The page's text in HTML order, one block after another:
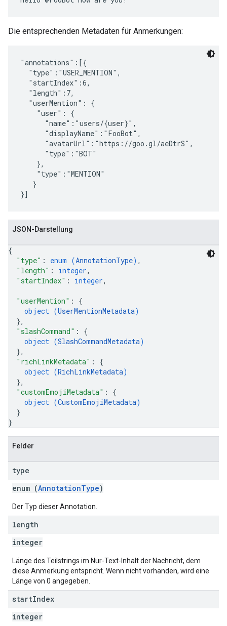
Die entsprechenden Metadaten für Anmerkungen:
"annotations":[{
  "type":"USER_MENTION",
  "startIndex":6,
  "length":7,
  "userMention": {
    "user": {
      "name":"users/{user}",
      "displayName":"FooBot",
      "avatarUrl":"https://goo.gl/aeDtrS",
      "type":"BOT"
    },
    "type":"MENTION"
   }
JSON-Darstellung
{
"type" : enum (AnnotationType) ,
"length" : integer,
"startIndex" : integer,
"userMention" : {
object (UserMentionMetadata)
},
"slashCommand" : {
object (SlashCommandMetadata)
},
"richLinkMetadata" : {
object (RichLinkMetadata)
},
"customEmojiMetadata" : {
object (CustomEmojiMetadata)
}
}
Felder
type
enum (AnnotationType)
Der Typ dieser Annotation.
length
integer
Länge des Teilstrings im Nur-Text-Inhalt der Nachricht, dem
diese Anmerkung entspricht. Wenn nicht vorhanden, wird eine
Länge von 0 angegeben.
startIndex
integer